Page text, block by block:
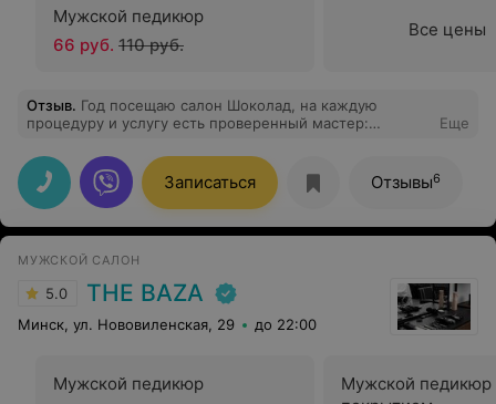
Мужской педикюр
66 руб. 110 руб.
Все цены
Отзыв. Год посещаю салон Шоколад, на каждую
процедуру и услугу есть проверенный мастер:
мастер, которая понимает все пожелания и делает все
очень профессионально. Огромная благодарность,
рекомендую!
Еще
Записаться Отзывы6
МУЖСКОЙ САЛОН
5.0 THE BAZA
Минск, ул. Нововиленская, 29 до 22:00
Мужской педикюр
Мужской педикюр